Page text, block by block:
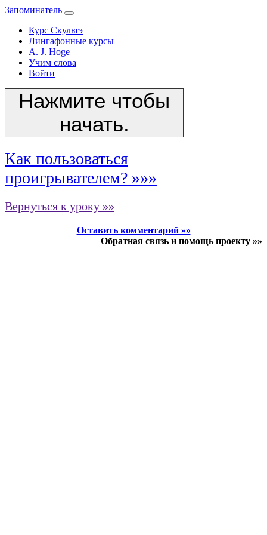
Запоминатель
Курс Скультэ
Лингафонные курсы
A. J. Hoge
Учим слова
Войти
Нажмите чтобы
начать.
Как пользоваться
проигрывателем? »»»
Вернуться к уроку »»
Оставить комментарий »»
Обратная связь и помощь проекту »»